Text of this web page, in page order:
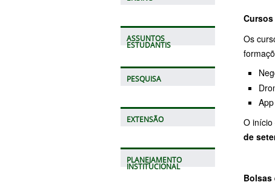
ASSUNTOS
ESTUDANTIS
PESQUISA
EXTENSÃO
PLANEJAMENTO
INSTITUCIONAL
Os
O início
de
Bolsas